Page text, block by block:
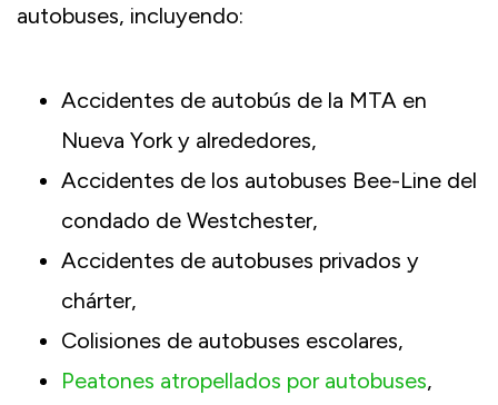
autobuses, incluyendo:
Accidentes de autobús de la MTA en
Nueva York y alrededores,
Accidentes de los autobuses Bee-Line del
condado de Westchester,
Accidentes de autobuses privados y
chárter,
Colisiones de autobuses escolares,
Peatones atropellados por autobuses,